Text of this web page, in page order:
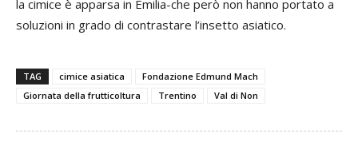
la cimice è apparsa in Emilia-che però non hanno portato a
soluzioni in grado di contrastare l’insetto asiatico.
TAG cimice asiatica
Fondazione Edmund Mach
Giornata della frutticoltura
Trentino Val di Non